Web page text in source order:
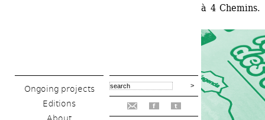
Ongoing projects
Editions
f t
à 4 Chemins.